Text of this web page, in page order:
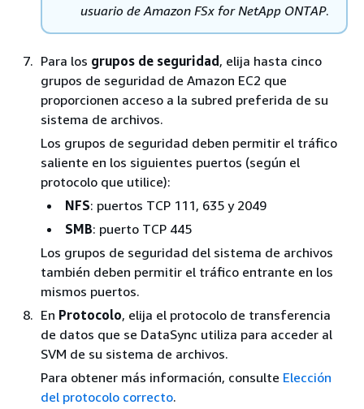
usuario de Amazon FSx for NetApp ONTAP.
Para los grupos de seguridad, elija hasta cinco
grupos de seguridad de Amazon EC2 que
proporcionen acceso a la subred preferida de su
sistema de archivos.
Los grupos de seguridad deben permitir el tráfico
saliente en los siguientes puertos (según el
protocolo que utilice):
NFS: puertos TCP 111, 635 y 2049
SMB: puerto TCP 445
Los grupos de seguridad del sistema de archivos
también deben permitir el tráfico entrante en los
mismos puertos.
En Protocolo, elija el protocolo de transferencia
de datos que se DataSync utiliza para acceder al
SVM de su sistema de archivos.
Para obtener más información, consulte Elección
del protocolo correcto.